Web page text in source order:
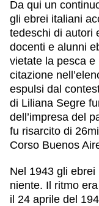
Da qui un
gli ebrei italiani
tedeschi di autori
docenti e alunni
vietate la pesca e
citazione
espulsi dal
di Liliana Segre
dell’impresa del
fu risarcito di
Corso Buenos
Nel 1943 gli
niente. Il ritmo
il 24 aprile del